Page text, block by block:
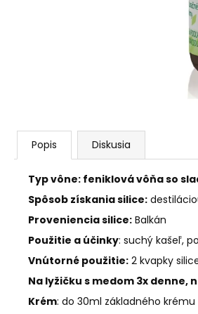
Popis Diskusia
Typ vône: feniklová vôňa so
Spôsob získania silice:
Proveniencia silice: Balkán
Použitie a účinky: suchý kašeľ,
Vnútorné použitie: 2 kvapky
Na lyžičku s medom 3x denne,
Krém: do 30ml základného